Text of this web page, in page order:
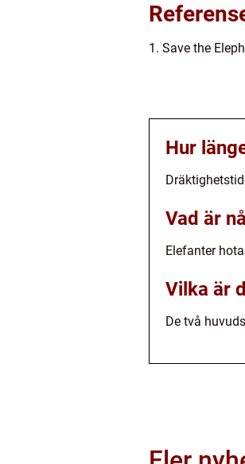
1. Save the
Hur
Vad är
Elefanter
Vilka är
De två